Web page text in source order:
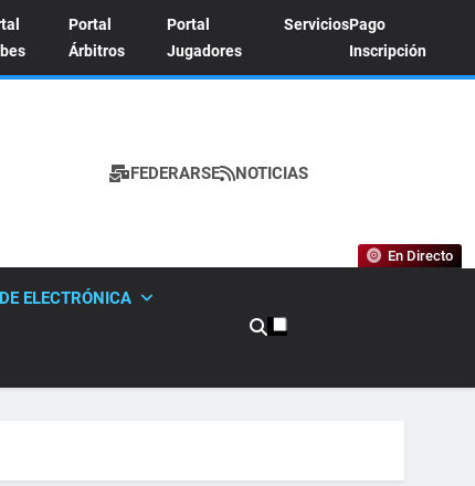
Portal
Árbitros
Portal
Jugadores
ServiciosPago
Inscripción
DE TENIS
FEDERARSE NOTICIAS
En Directo
ELECTRÓNICA